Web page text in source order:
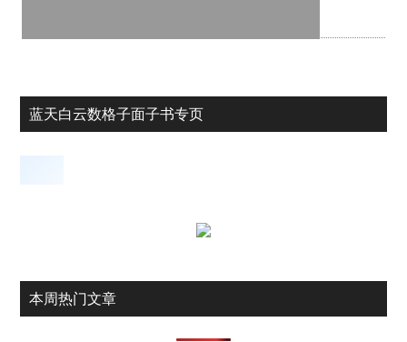
蓝天白云数格子面子书专页
本周热门文章